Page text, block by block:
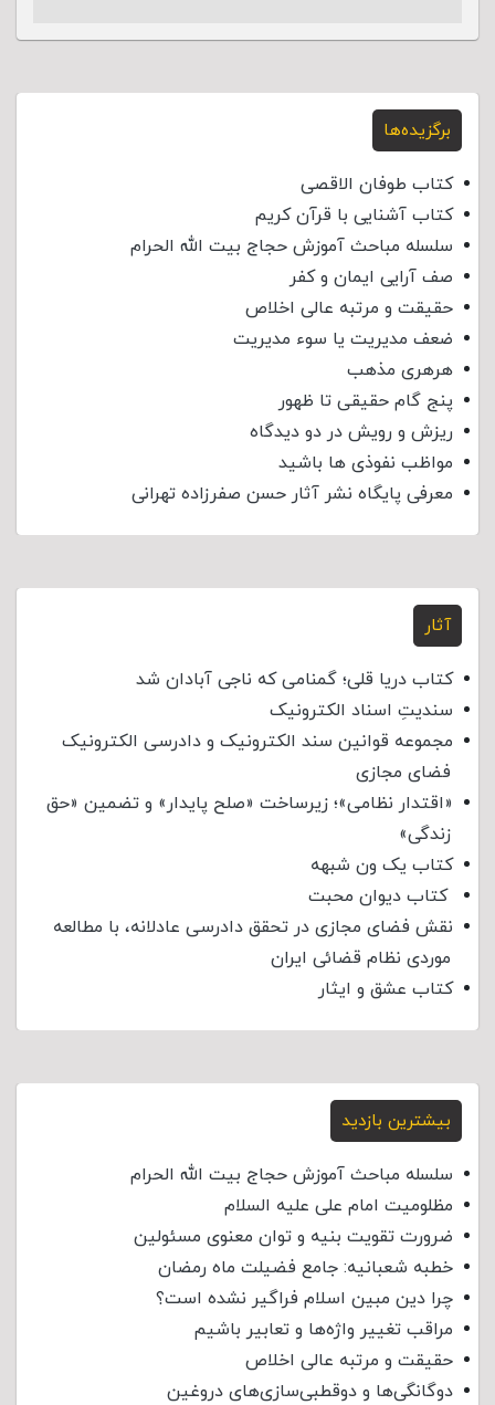
برگزیده‌ها
کتاب طوفان الاقصی
کتاب آشنایی با قرآن کریم
سلسله مباحث آموزش حجاج بیت الله الحرام
صف آرایی ایمان و کفر
حقیقت و مرتبه عالی اخلاص
ضعف مدیریت یا سوء مدیریت
هرهری مذهب
پنج گام حقیقی تا ظهور
ریزش و رویش در دو دیدگاه
مواظب نفوذی‌ ها باشید
معرفی پایگاه نشر آثار حسن صفرزاده تهرانی
آثار
کتاب دریا قلی؛ گمنامی که ناجی آبادان شد
سندیتِ اسناد الکترونیک
مجموعه قوانین سند الکترونیک و دادرسی الکترونیک
فضای مجازی
«اقتدار نظامی»؛ زیرساخت «صلح پایدار» و تضمین «حق
زندگی»
کتاب یک ون شبهه
کتاب دیوان محبت
نقش فضای مجازی در تحقق دادرسی عادلانه، با مطالعه
موردی نظام قضائی ایران
کتاب عشق و ایثار
بیشترین بازدید
سلسله مباحث آموزش حجاج بیت الله الحرام
مظلومیت امام علی علیه السلام
ضرورت تقویت بنیه و توان معنوی مسئولین
خطبه شعبانیه: جامع فضیلت ماه رمضان
چرا دین مبین اسلام فراگیر نشده است؟
مراقب تغییر واژه‌ها و تعابیر باشیم
حقیقت و مرتبه عالی اخلاص
دوگانگی‌ها و دوقطبی‌سازی‌های دروغین